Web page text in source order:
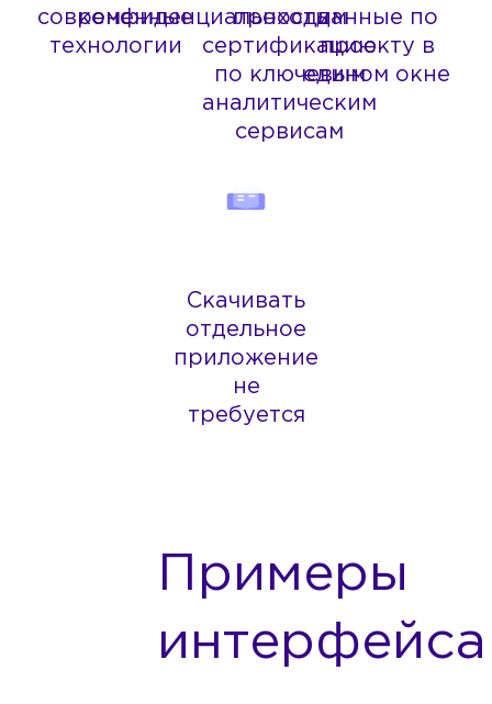
современные
технологии
конфиденциальность
проходим
сертификацию
по ключевым
аналитическим
сервисам
данные по
проекту в
едином окне
Скачивать
отдельное
приложение
не
требуется
Примеры
интерфейса